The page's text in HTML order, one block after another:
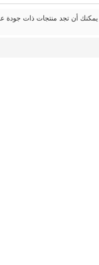
يمكنك أن تجد منتجات ذات